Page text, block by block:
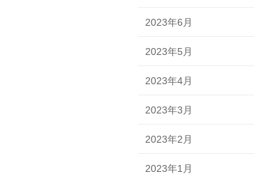
2023年6月
2023年5月
2023年4月
2023年3月
2023年2月
2023年1月